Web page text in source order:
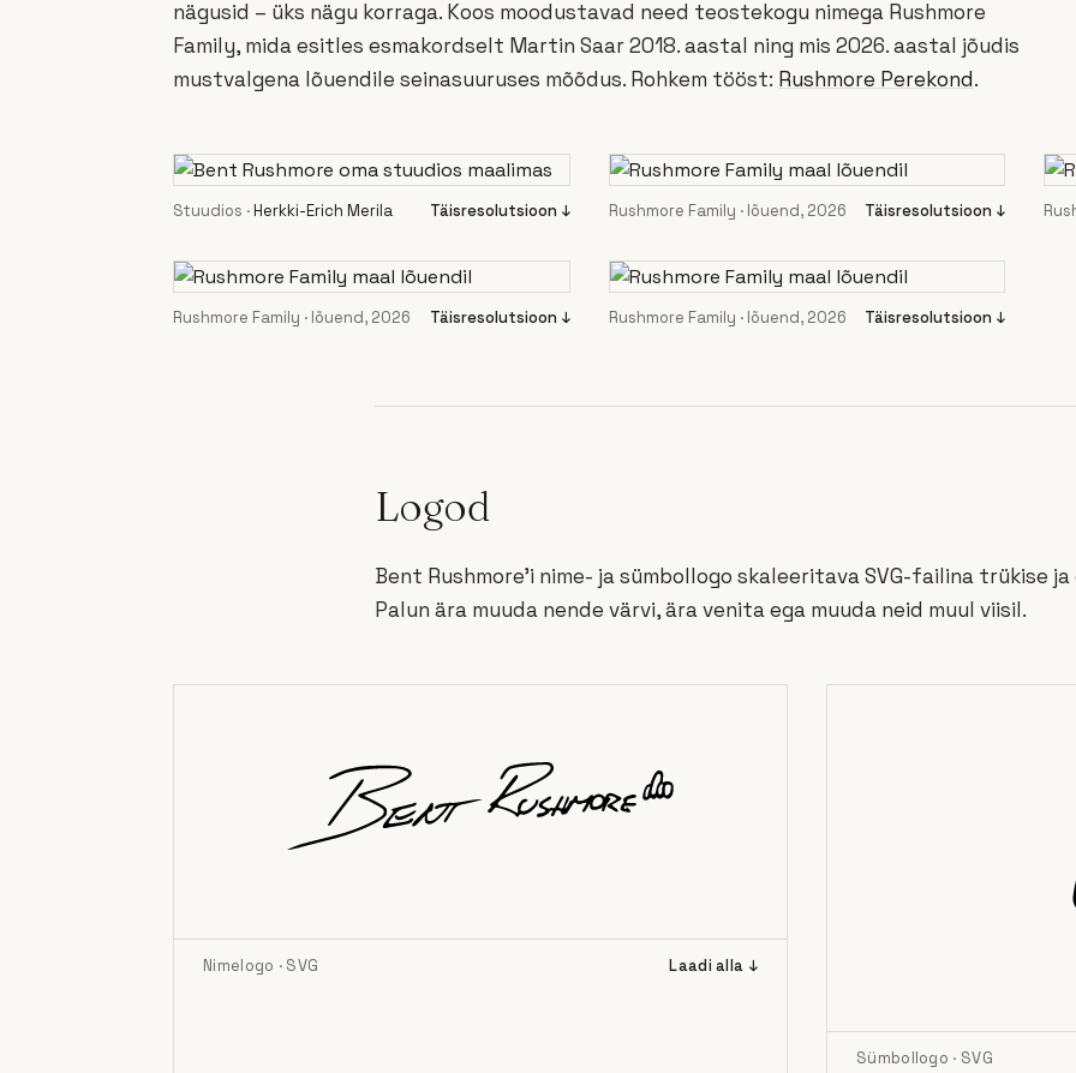
nägusid – üks nägu korraga. Koos moodustavad need teostekogu nimega Rushmore
Family, mida esitles esmakordselt Martin Saar 2018. aastal ning mis 2026. aastal jõudis
mustvalgena lõuendile seinasuuruses mõõdus. Rohkem tööst: Rushmore Perekond.
Stuudios ·Herkki-Erich Merila Täisresolutsioon ↓ Rushmore Family · lõuend, 2026 Täisresolutsioon ↓
Rushmore Family · lõuend, 2026 Täisresolutsioon ↓ Rushmore Family · lõuend, 2026 Täisresolutsioon ↓
Logod
Bent Rushmore’i nime- ja sümbollogo skaleeritava SVG-failina trükise ja
Palun ära muuda nende värvi, ära venita ega muuda neid muul viisil.
Nimelogo · SVG Laadi alla ↓
Sümbollogo · SVG